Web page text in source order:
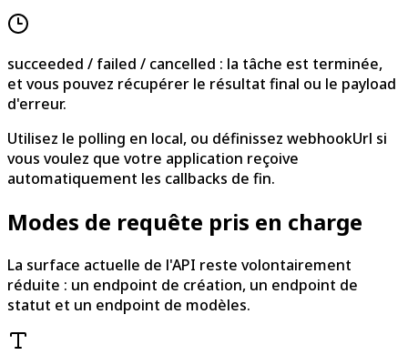
succeeded / failed / cancelled : la tâche est terminée,
et vous pouvez récupérer le résultat final ou le payload
d'erreur.
Utilisez le polling en local, ou définissez webhookUrl si
vous voulez que votre application reçoive
automatiquement les callbacks de fin.
Modes de requête pris en charge
La surface actuelle de l'API reste volontairement
réduite : un endpoint de création, un endpoint de
statut et un endpoint de modèles.